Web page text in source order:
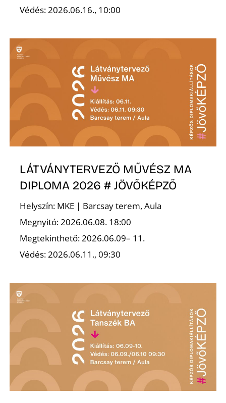
Védés: 2026.06.16., 10:00
LÁTVÁNYTERVEZŐ MŰVÉSZ MA
DIPLOMA 2026 # JÖVŐKÉPZŐ
Helyszín: MKE | Barcsay terem, Aula
Megnyitó: 2026.06.08. 18:00
Megtekinthető: 2026.06.09– 11.
Védés: 2026.06.11., 09:30